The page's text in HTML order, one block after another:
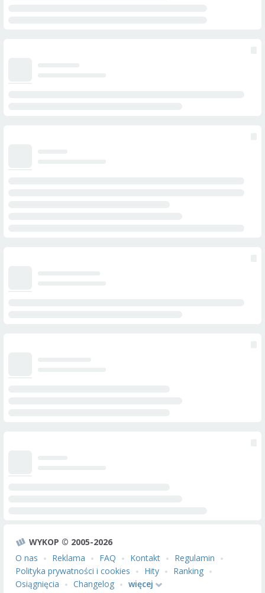
WYKOP © 2005-2026
O nas
Reklama FAQ Kontakt
Regulamin
Polityka prywatności i cookies
Hity
Ranking
Osiągnięcia
Changelog więcej